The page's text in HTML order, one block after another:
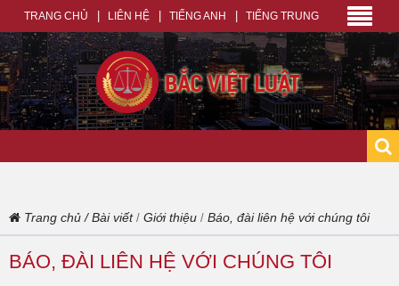
TRANG CHỦ LIÊN HỆ TIẾNG ANH TIẾNG TRUNG
Trang chủ /Bài viết/ Giới thiệu / Báo, đài liên hệ với chúng tôi
BÁO, ĐÀI LIÊN HỆ VỚI CHÚNG TÔI